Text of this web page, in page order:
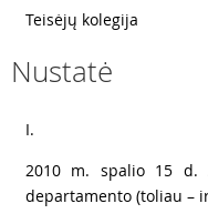
Teisėjų kolegija
Nustatė
I.
2010 m. spalio 15 d.
departamento (toliau –